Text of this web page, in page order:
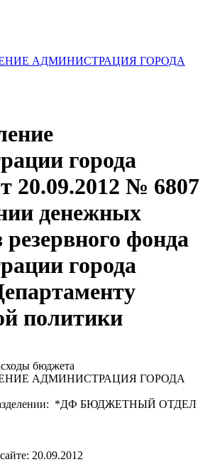
АДМИНИСТРАЦИЯ ГОРОДА
города
20.09.2012 № 6807
денежных
резервного фонда
города
политики
бюджета
АДМИНИСТРАЦИЯ ГОРОДА
*ДФ БЮДЖЕТНЫЙ ОТДЕЛ
20.09.2012